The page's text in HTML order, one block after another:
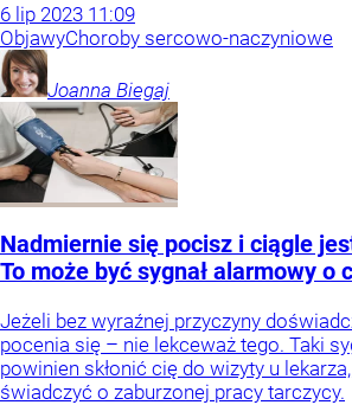
6 lip 2023 11:09
ObjawyChoroby sercowo-naczyniowe
Joanna Biegaj
Nadmiernie się pocisz i ciągle
To może być sygnał alarmowy o
Jeżeli bez wyraźnej przyczyny
pocenia się – nie lekceważ tego. Taki
powinien skłonić cię do wizyty u
świadczyć o zaburzonej pracy tarczycy.